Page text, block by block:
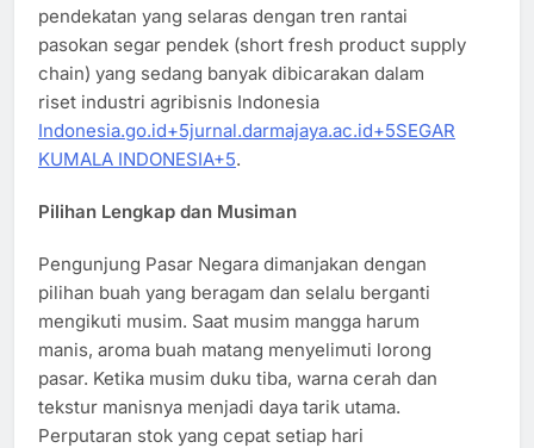
pendekatan yang selaras dengan tren rantai
pasokan segar pendek (short fresh product supply
chain) yang sedang banyak dibicarakan dalam
riset industri agribisnis Indonesia
Indonesia.go.id+5jurnal.darmajaya.ac.id+5SEGAR
KUMALA INDONESIA+5.
Pilihan Lengkap dan Musiman
Pengunjung Pasar Negara dimanjakan dengan
pilihan buah yang beragam dan selalu berganti
mengikuti musim. Saat musim mangga harum
manis, aroma buah matang menyelimuti lorong
pasar. Ketika musim duku tiba, warna cerah dan
tekstur manisnya menjadi daya tarik utama.
Perputaran stok yang cepat setiap hari